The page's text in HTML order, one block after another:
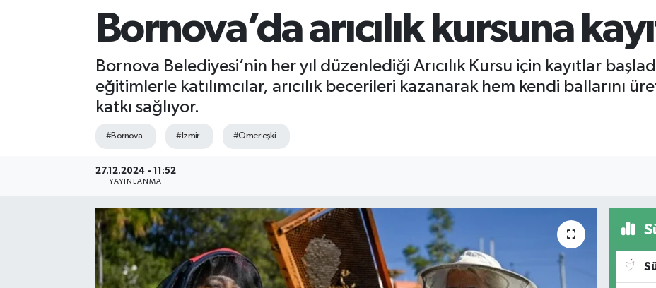
Bornova’da arıcılık kursuna
Bornova Belediyesi’nin her yıl düzenlediği Arıcılık Kursu için kayıtlar
eğitimlerle katılımcılar, arıcılık becerileri kazanarak hem kendi ballarını
katkı sağlıyor.
#Bornova #Izmir #Ömer eşki
27.12.2024 - 11:52
YAYINLANMA